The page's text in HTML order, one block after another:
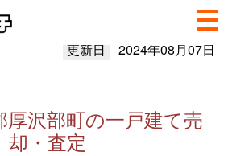
更新日 2024年08月07日
厚沢部町の一戸建て売
却・査定